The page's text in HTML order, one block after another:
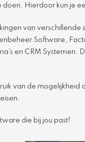
doen. Hierdoor kun je
van
Software,
en CRM
van de
die bij jou past!